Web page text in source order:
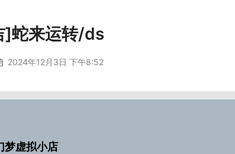
]蛇来运转/ds
2024年12月3日 下午8:52
梦虚拟小店